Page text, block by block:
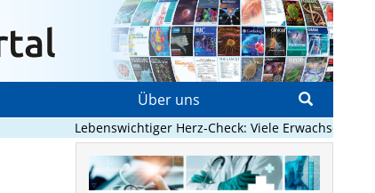
Über uns
Lebenswichtiger Herz-Check: Viele Erwachsene mit